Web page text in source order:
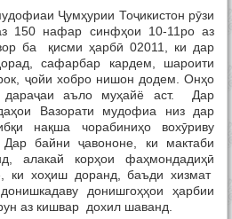
Ҷумҳурии Тоҷикистон рӯзи
150 нафар синфҳои 10-11ро аз
ба қисми ҳарбӣ 02011, ки дар
сафарбар кардем, шароити
ҷойи хобро нишон додем. Онҳо
аъло муҳайё аст. Дар
Вазорати мудофиа низ дар
нақша чорабиниҳо вохӯриву
Дар байни ҷавононе, ки мактаби
алакай корҳои фаҳмондадиҳӣ
ки хоҳиш доранд, баъди хизмат
донишгоҳҳои ҳарбии
аз кишвар дохил шаванд.